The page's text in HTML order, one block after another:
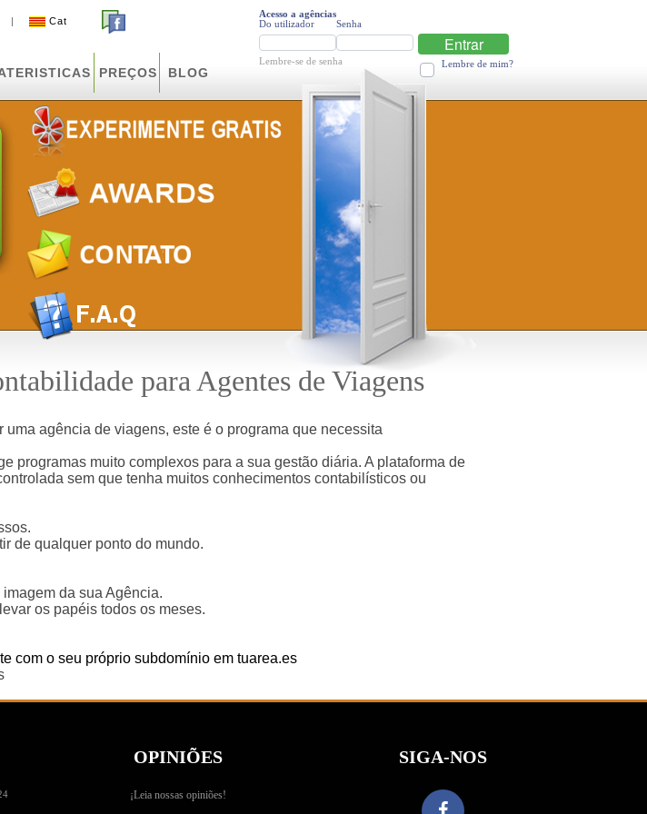
| Cat
PREÇOS BLOG
Acesso a agências
Do utilizador
Senha
Entrar
Lembre-se de senha Lembre de mim?
para Agentes de Viagens
agência de viagens, este é o programa que necessita
programas muito complexos para a sua gestão diária. A plataforma de
sem que tenha muitos conhecimentos contabilísticos ou
de qualquer ponto do mundo.
da sua Agência.
os papéis todos os meses.
com o seu próprio subdomínio em tuarea.es
OPINIÕES
¡Leia nossas opiniões!
SIGA-NOS